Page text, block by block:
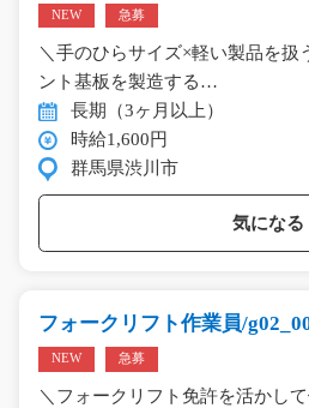
NEW 急募
＼手のひらサイズ×軽い製品を扱
ント基板を製造する…
長期（3ヶ月以上）
時給1,600円
群馬県渋川市
気になる
フォークリフト作業員/
NEW 急募
＼フォークリフト免許を活かし